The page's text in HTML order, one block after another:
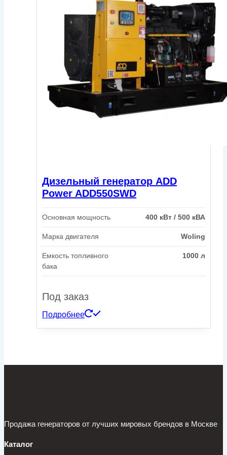
Дизельный генератор ADD
Power ADD550SWD
Основная мощность 400 кВт / 500 кВА
Марка двигателя Woling
Емкость топливного
бака
1000 л
Под заказ
Подробнее
Продажа генераторов от лучших мировых брендов в Москве
Каталог